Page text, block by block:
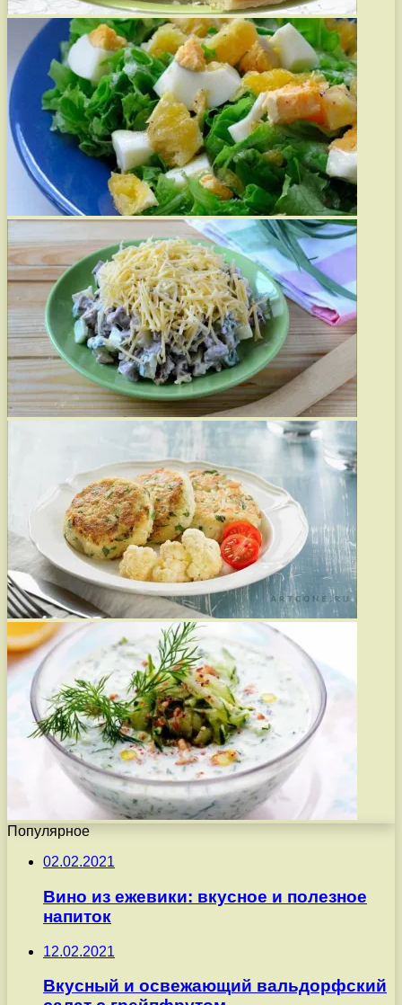
Популярное
02.02.2021
Вино из ежевики: вкусное и полезное
напиток
12.02.2021
Вкусный и освежающий вальдорфский